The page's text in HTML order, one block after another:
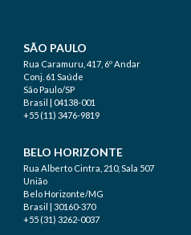
SÃO PAULO
Rua Caramuru, 417, 6º Andar
Conj. 61 Saúde
São Paulo/SP
Brasil | 04138-001
+55 (11) 3476-9819
BELO HORIZONTE
Rua Alberto Cintra, 210, Sala 507
União
Belo Horizonte/MG
Brasil | 30160-370
+55 (31) 3262-0037